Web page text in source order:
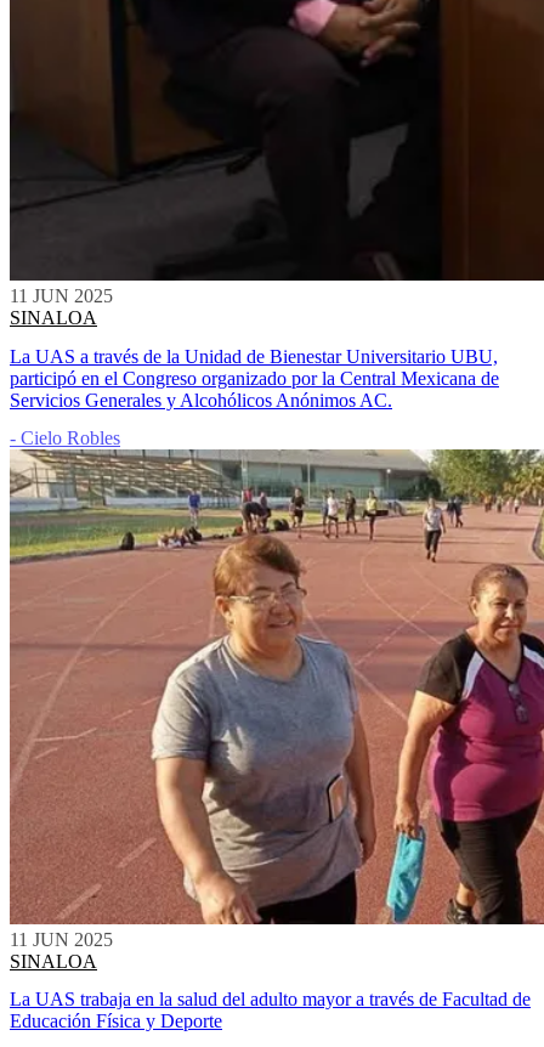
11 JUN 2025
SINALOA
La UAS a través de la Unidad de Bienestar Universitario UBU,
participó en el Congreso organizado por la Central Mexicana de
Servicios Generales y Alcohólicos Anónimos AC.
- Cielo Robles
11 JUN 2025
SINALOA
La UAS trabaja en la salud del adulto mayor a través de Facultad de
Educación Física y Deporte